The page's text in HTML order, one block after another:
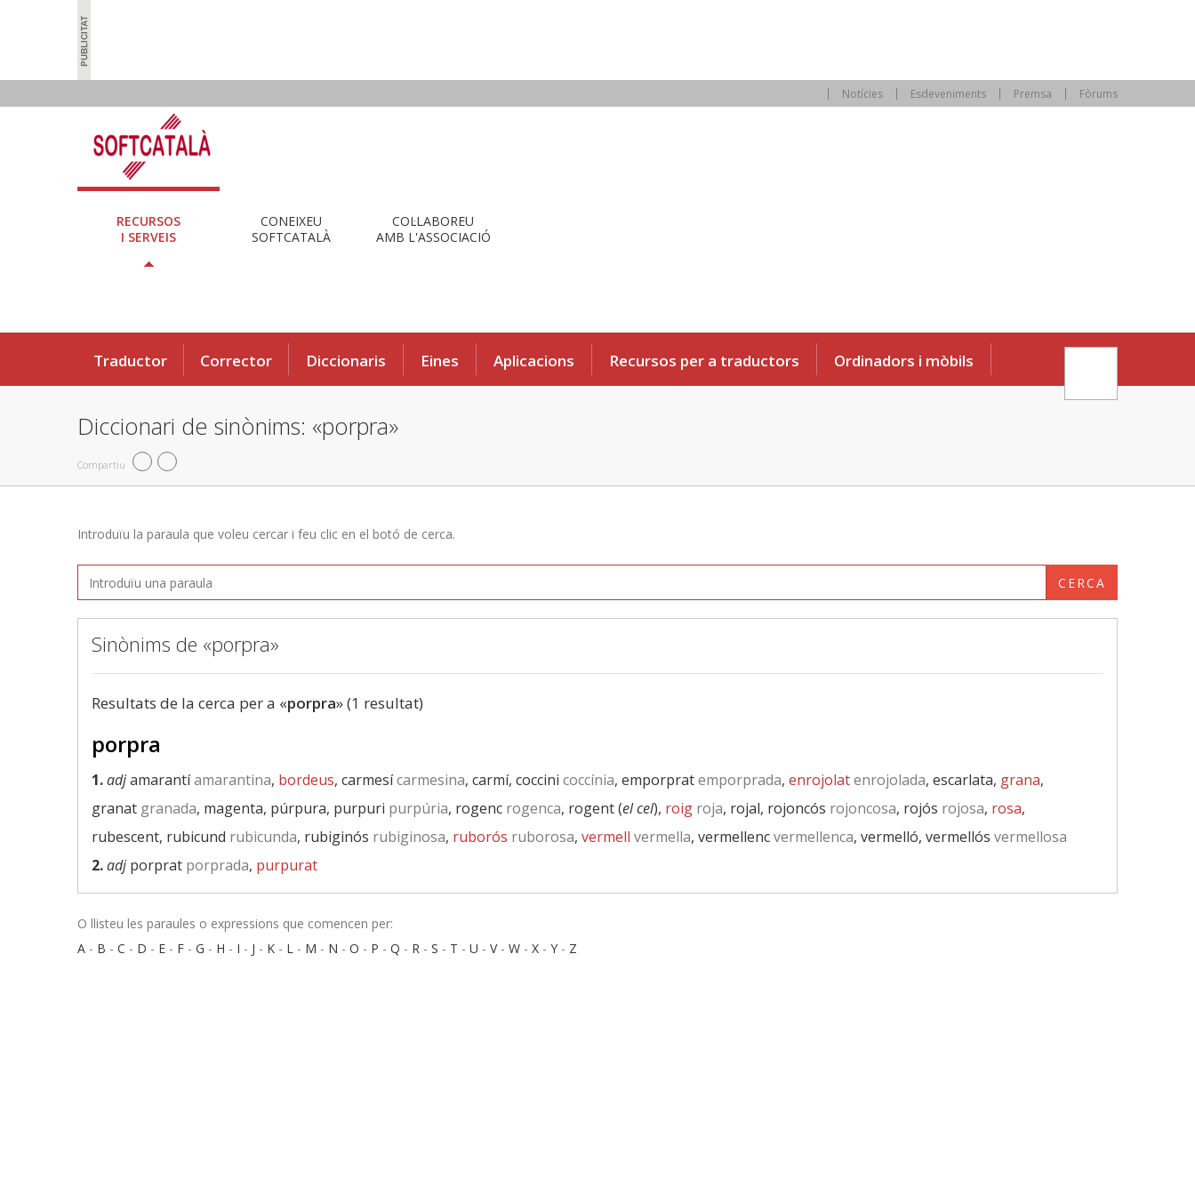
Notícies Esdeveniments Premsa Fòrums
RECURSOS
I SERVEIS
CONEIXEU
SOFTCATALÀ
COL·LABOREU
AMB L'ASSOCIACIÓ
Traductor Corrector Diccionaris Eines Aplicacions Recursos per a traductors Ordinadors i mòbils
Diccionari de sinònims: «porpra»
Compartiu
Introduïu la paraula que voleu cercar i feu clic en el botó de cerca.
CERCA
Sinònims de «porpra»
Resultats de la cerca per a «porpra» (1 resultat)
porpra
1.adjamarantíamarantina, bordeus, carmesícarmesina, carmí, coccini coccínia, emporpratemporprada, enrojolatenrojolada, escarlata, grana,
granat granada, magenta, púrpura, purpuri purpúria, rogenc rogenca, rogent (el cel), roig roja, rojal, rojoncós rojoncosa, rojós rojosa, rosa,
rubescent, rubicund rubicunda, rubiginós rubiginosa, ruborós ruborosa, vermell vermella, vermellencvermellenca, vermelló, vermellós vermellosa
2.adjporprat porprada, purpurat
O llisteu les paraules o expressions que comencen per:
A - B - C - D - E - F - G - H - I - J - K - L - M - N - O - P - Q - R - S - T - U - V- W - X - Y - Z